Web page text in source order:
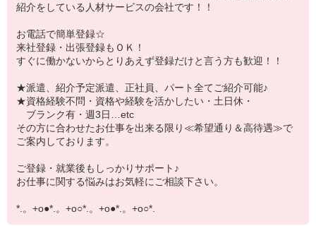
紹介をしている人材サービスの会社です！！
お電話で簡単登録☆
来社登録・出張登録もＯＫ！
すぐに働かないからとりあえず登録だけと言う方も歓迎！！
★派遣、紹介予定派遣、正社員、パート全てご紹介可能♪
★資格経験不問・資格や経験を活かしたい・土日休・
ブランク有・週3日…etc
その方に合わせたお仕事を出来る限り≪希望通り＆高待遇≫で
ご案内しております。
ご登録・就業後もしっかりサポート♪
お仕事に関する悩みはお気軽にご相談下さい。
*.。+o●*.。+o○*.。+o●*.。+o○*.